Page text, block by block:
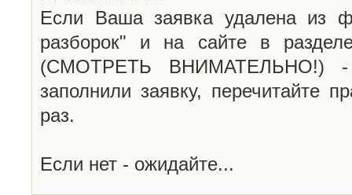
Если Ваша заявка удалена из
разборок" и на сайте в
(СМОТРЕТЬ ВНИМАТЕЛЬНО!)
заполнили заявку, перечитайте
раз.
Если нет - ожидайте...